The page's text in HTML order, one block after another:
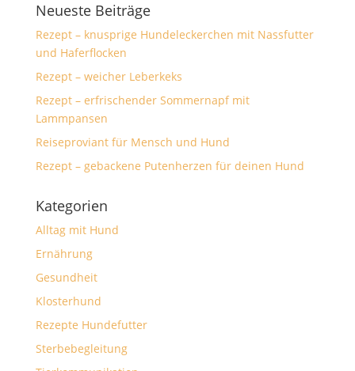
Neueste Beiträge
Rezept – knusprige Hundeleckerchen mit Nassfutter
und Haferflocken
Rezept – weicher Leberkeks
Rezept – erfrischender Sommernapf mit
Lammpansen
Reiseproviant für Mensch und Hund
Rezept – gebackene Putenherzen für deinen Hund
Kategorien
Alltag mit Hund
Ernährung
Gesundheit
Klosterhund
Rezepte Hundefutter
Sterbebegleitung